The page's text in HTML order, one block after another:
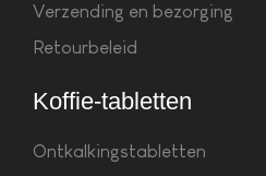
Verzending en bezorging
Retourbeleid
Koffie-tabletten
Ontkalkingstabletten